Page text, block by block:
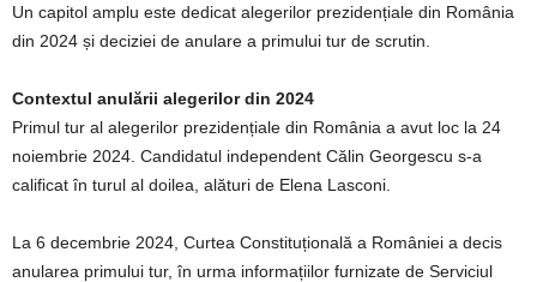
Un capitol amplu este dedicat alegerilor prezidențiale din România
din 2024 și deciziei de anulare a primului tur de scrutin.
Contextul anulării alegerilor din 2024
Primul tur al alegerilor prezidențiale din România a avut loc la 24
noiembrie 2024. Candidatul independent Călin Georgescu s-a
calificat în turul al doilea, alături de Elena Lasconi.
La 6 decembrie 2024, Curtea Constituțională a României a decis
anularea primului tur, în urma informațiilor furnizate de Serviciul